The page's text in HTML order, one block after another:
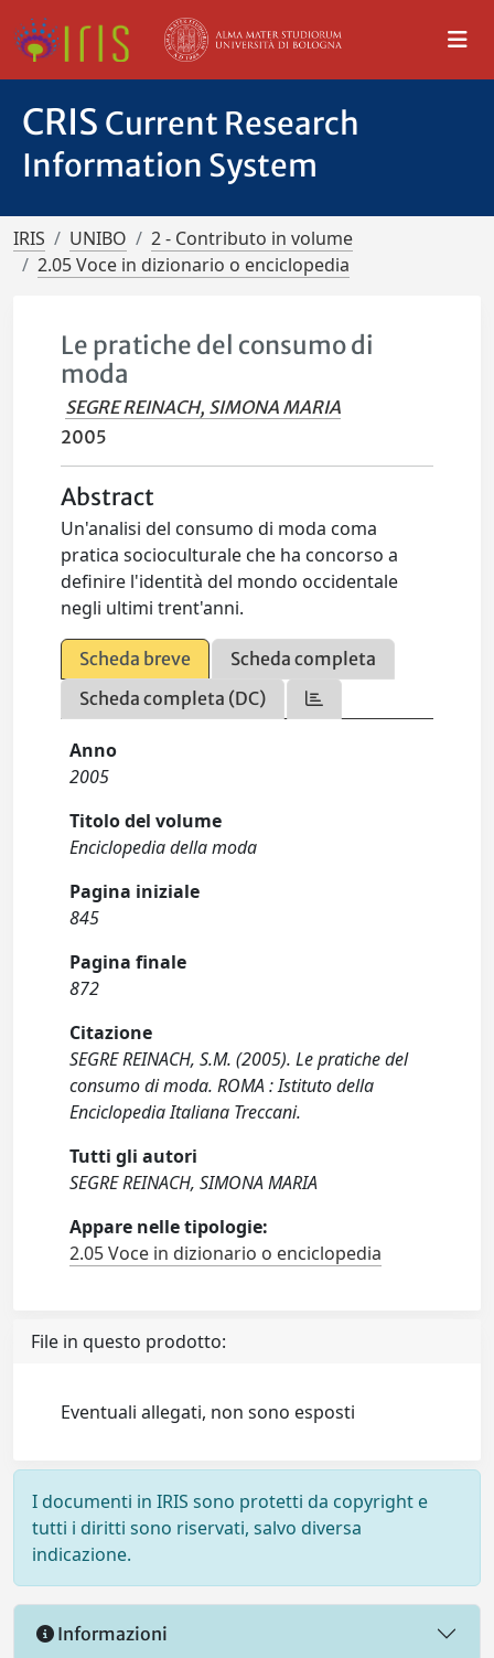
CRIS Current Research
Information System
IRIS UNIBO
2 - Contributo in volume
2.05 Voce in dizionario o enciclopedia
Le pratiche del consumo di
moda
SEGRE REINACH, SIMONA MARIA
2005
Abstract
Un'analisi del consumo di moda coma
pratica socioculturale che ha concorso a
definire l'identità del mondo occidentale
negli ultimi trent'anni.
Scheda breve
Scheda completa
Scheda completa (DC)
Anno
2005
Titolo del volume
Enciclopedia della moda
Pagina iniziale
845
Pagina finale
872
Citazione
SEGRE REINACH, S.M. (2005). Le pratiche del
consumo di moda. ROMA : Istituto della
Enciclopedia Italiana Treccani.
Tutti gli autori
SEGRE REINACH, SIMONA MARIA
Appare nelle tipologie:
2.05 Voce in dizionario o enciclopedia
File in questo prodotto:
Eventuali allegati, non sono esposti
I documenti in IRIS sono protetti da copyright e
tutti i diritti sono riservati, salvo diversa
indicazione.
Informazioni